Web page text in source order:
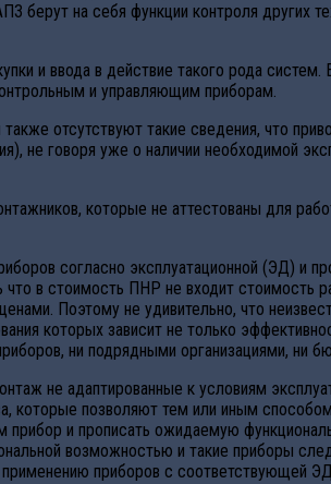
на себя функции контроля других
и ввода в действие такого рода
и управляющим приборам.
также отсутствуют такие сведения, что
не говоря уже о наличии необходимой
которые не аттестованы для
согласно эксплуатационной (ЭД)
в стоимость ПНР не входит стоимость
Поэтому не удивительно, что
которых зависит не только
ни подрядными организациями, ни
не адаптированные к условиям
позволяют тем или иным
прибор и прописать ожидаемую
возможностью и такие приборы
приборов с соответствующей